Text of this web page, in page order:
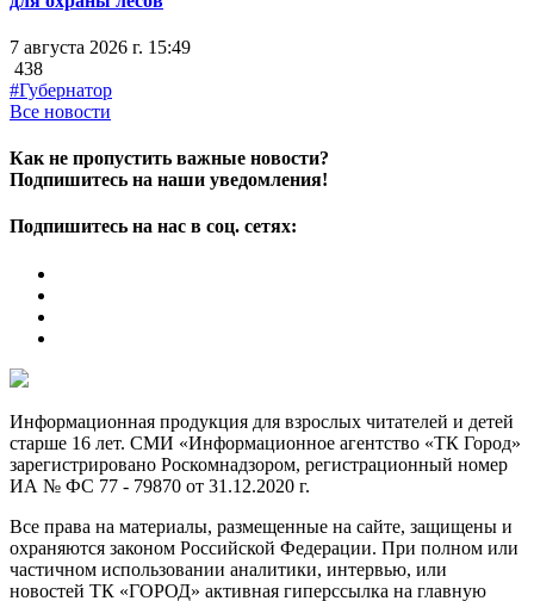
7 августа 2026 г. 15:49
438
#Губернатор
Все новости
Как не пропустить важные новости?
Подпишитесь на наши уведомления!
Подпишитесь на нас в соц. сетях:
Информационная продукция для взрослых читателей и детей
старше 16 лет. СМИ «Информационное агентство «ТК Город»
зарегистрировано Роскомнадзором, регистрационный номер
ИА № ФС 77 - 79870 от 31.12.2020 г.
Все права на материалы, размещенные на сайте, защищены и
охраняются законом Российской Федерации. При полном или
частичном использовании аналитики, интервью, или
новостей ТК «ГОРОД» активная гиперссылка на главную